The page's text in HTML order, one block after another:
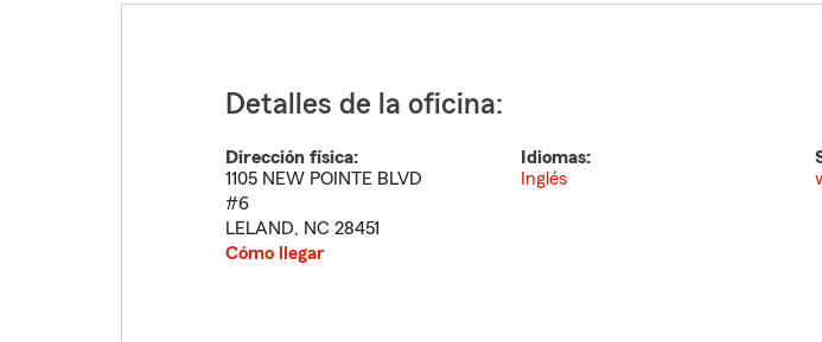
Detalles de la oficina:
Dirección física:
1105 NEW POINTE BLVD
#6
LELAND, NC 28451
Cómo llegar
Idiomas:
Inglés